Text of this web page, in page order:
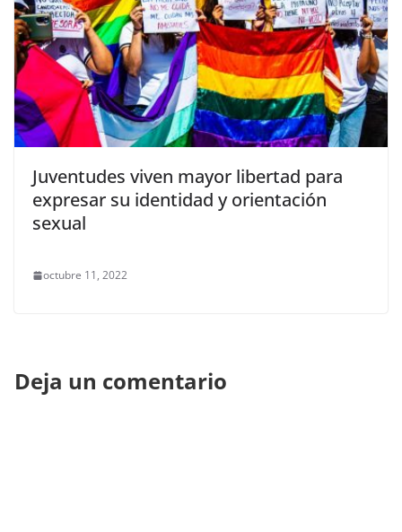
Juventudes viven mayor libertad para
expresar su identidad y orientación
sexual
octubre 11, 2022
Deja un comentario